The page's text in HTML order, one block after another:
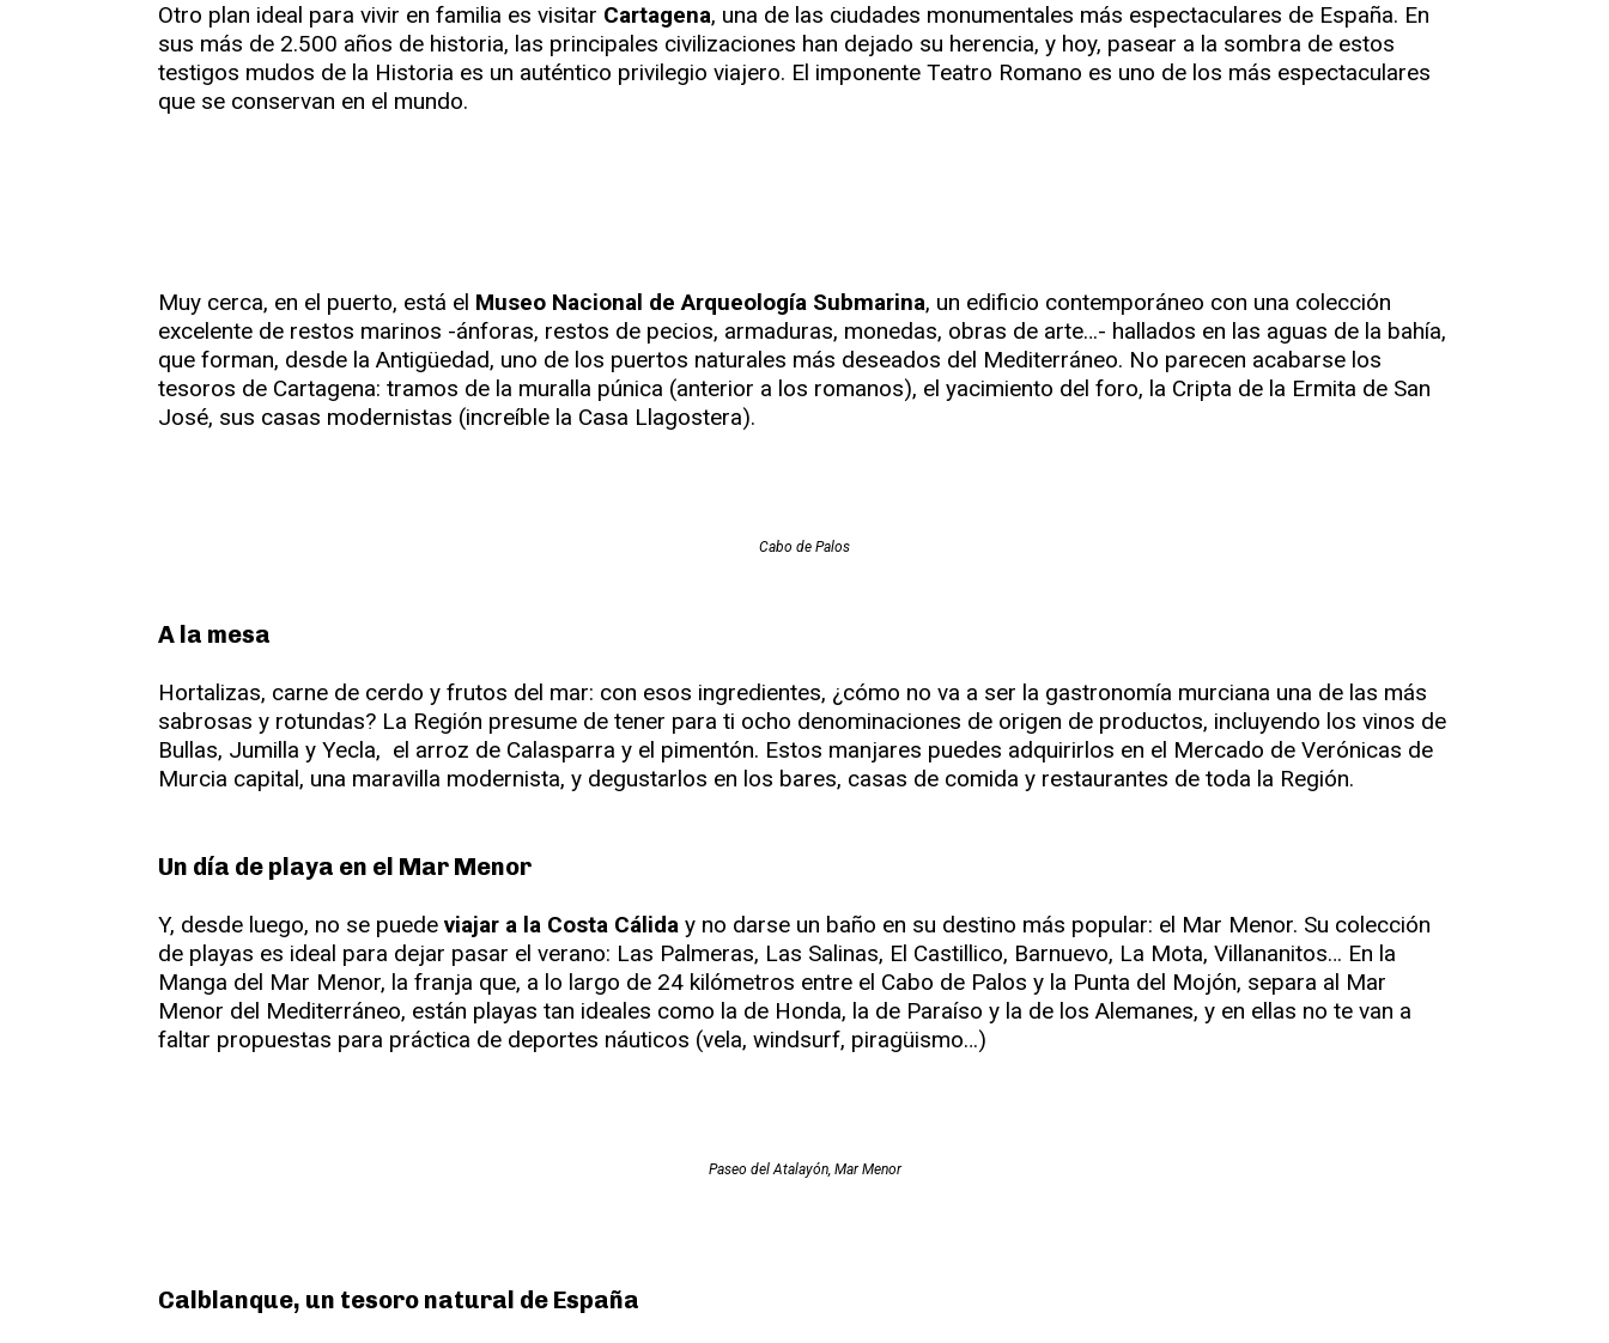
Otro plan ideal para vivir en familia es visitar Cartagena, una de las ciudades monumentales más espectaculares de España. En
sus más de 2.500 años de historia, las principales civilizaciones han dejado su herencia, y hoy, pasear a la sombra de estos
testigos mudos de la Historia es un auténtico privilegio viajero. El imponente Teatro Romano es uno de los más espectaculares
que se conservan en el mundo.
Muy cerca, en el puerto, está el Museo Nacional de Arqueología Submarina, un edificio contemporáneo con una colección
excelente de restos marinos -ánforas, restos de pecios, armaduras, monedas, obras de arte…- hallados en las aguas de la bahía,
que forman, desde la Antigüedad, uno de los puertos naturales más deseados del Mediterráneo. No parecen acabarse los
tesoros de Cartagena: tramos de la muralla púnica (anterior a los romanos), el yacimiento del foro, la Cripta de la Ermita de San
José, sus casas modernistas (increíble la Casa Llagostera).
Cabo de Palos
A la mesa
Hortalizas, carne de cerdo y frutos del mar: con esos ingredientes, ¿cómo no va a ser la gastronomía murciana una de las más
sabrosas y rotundas? La Región presume de tener para ti ocho denominaciones de origen de productos, incluyendo los vinos de
Bullas, Jumilla y Yecla, el arroz de Calasparra y el pimentón. Estos manjares puedes adquirirlos en el Mercado de Verónicas de
Murcia capital, una maravilla modernista, y degustarlos en los bares, casas de comida y restaurantes de toda la Región.
Un día de playa en el Mar Menor
Y, desde luego, no se puede viajar a la Costa Cálida y no darse un baño en su destino más popular: el Mar Menor. Su colección
de playas es ideal para dejar pasar el verano: Las Palmeras, Las Salinas, El Castillico, Barnuevo, La Mota, Villananitos… En la
Manga del Mar Menor, la franja que, a lo largo de 24 kilómetros entre el Cabo de Palos y la Punta del Mojón, separa al Mar
Menor del Mediterráneo, están playas tan ideales como la de Honda, la de Paraíso y la de los Alemanes, y en ellas no te van a
faltar propuestas para práctica de deportes náuticos (vela, windsurf, piragüismo…)
Paseo del Atalayón, Mar Menor
Calblanque, un tesoro natural de España